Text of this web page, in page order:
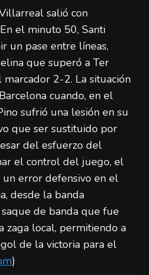
salió con
el minuto 50, Santi
un pase entre líneas,
que superó a Ter
2-2. La situación
cuando, en el
sufrió una lesión en su
que ser sustituido por
del esfuerzo del
el control del juego, el
error defensivo en el
desde la banda
de banda que fue
zaga local, permitiendo a
de la victoria para el
)